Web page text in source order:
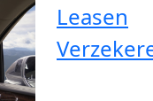
Leasen